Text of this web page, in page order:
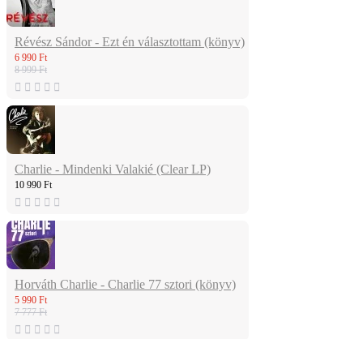
Révész Sándor - Ezt én választottam (könyv)
6 990 Ft
8 999 Ft
Charlie - Mindenki Valakié (Clear LP)
10 990 Ft
Horváth Charlie - Charlie 77 sztori (könyv)
5 990 Ft
7 777 Ft